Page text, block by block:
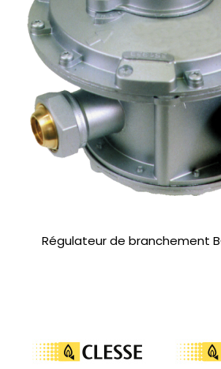
Régulateur de branchement